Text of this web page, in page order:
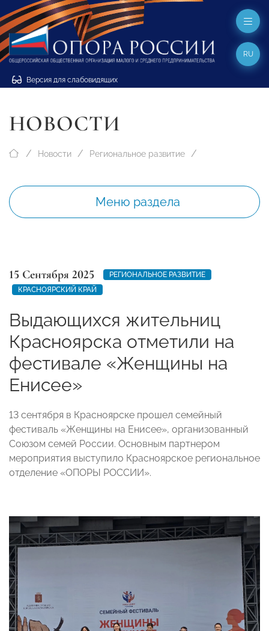
Версия для слабовидящих
RU
НОВОСТИ
Новости Региональное развитие
Меню раздела
15 Сентября 2025
РЕГИОНАЛЬНОЕ РАЗВИТИЕ
КРАСНОЯРСКИЙ КРАЙ
Выдающихся жительниц
Красноярска отметили на
фестивале «Женщины на
Енисее»
13 сентября в Красноярске прошел семейный
фестиваль «Женщины на Енисее», организованный
Союзом семей России. Основным партнером
мероприятия выступило Красноярское региональное
отделение «ОПОРЫ РОССИИ».